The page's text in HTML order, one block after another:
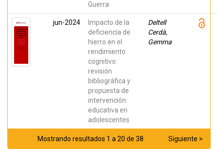
Guerra
jun-2024
Impacto de la
deficiencia de
hierro en el
rendimiento
cognitivo:
revisión
bibliográfica y
propuesta de
intervención
educativa en
adolescentes
Deltell
Cerdà,
Gemma
Mostrando resultados 1 a 20 de 38 Siguiente >